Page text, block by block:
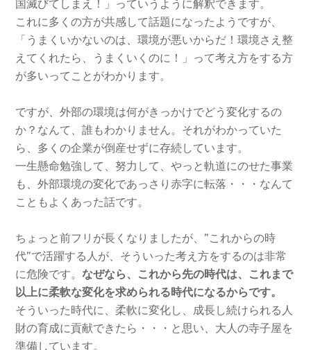
国滅びてしまえ！」っていうように解釈できます。
これに多くの方が共感して話題になったようですが、
「うまくいかないのは、環境が悪いからだ！環境さえ整
えてくれたら、うまくいくのに！」って考え方をする方
が多いってことがわかります。
ですが、外部の環境は何がきっかけでどう変化するの
か？なんて、誰もわかりません。それがわかっていた
ら、多くの企業が倒産せずに存続しています。
一生懸命勉強して、努力して、やっと軌道にのせた事業
も、外部環境の変化であっさり赤字に転落・・・なんて
こともよくあった話です。
ちょっと前フリが長くなりましたが、”これからの時
代”で活躍する人が、そういった考え方をするのは非常
に危険です。なぜなら、これから先の時代は、これまで
以上に柔軟な変化を求められる時代になるからです。
そういった時代に、柔軟に変化し、成長し続けられる人
財の育成に貢献できたら・・・と思い、大人の寺子屋を
準備しています。